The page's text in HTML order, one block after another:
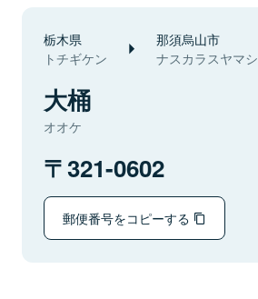
栃木県
トチギケン
那須烏山市
ナスカラスヤマシ
大桶
オオケ
321-0602
郵便番号をコピーする